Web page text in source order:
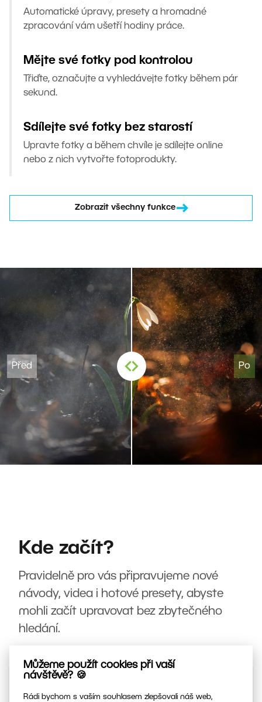
Můžeme použít cookies při vaší
návštěvě? 🍪
Rádi bychom s vaším souhlasem zlepšovali náš web,
Automatické úpravy, presety a hromadné
zpracování vám ušetří hodiny práce.
Mějte své fotky pod kontrolou
Třiďte, označujte a vyhledávejte fotky během pár
sekund.
Sdílejte své fotky bez starostí
Upravte fotky a během chvíle je sdílejte online
nebo z nich vytvořte fotoprodukty.
Zobrazit všechny funkce
Kde začít?
Pravidelně pro vás připravujeme nové
návody, videa i hotové presety, abyste
mohli začít upravovat bez zbytečného
hledání.